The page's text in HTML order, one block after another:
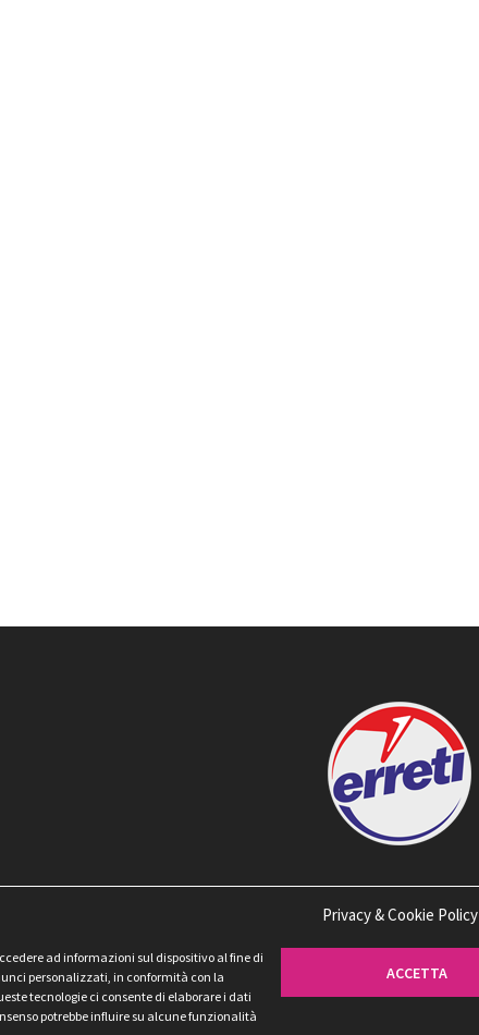
Privacy & Cookie Policy
ad informazioni sul dispositivo al fine di
personalizzati, in conformità con la
tecnologie ci consente di elaborare i dati
potrebbe influire su alcune funzionalità
ACCETTA